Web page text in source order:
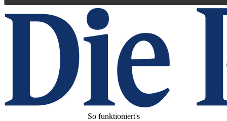
So funktioniert's